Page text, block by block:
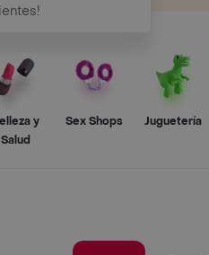
y
Salud
Sex Shops Juguetería